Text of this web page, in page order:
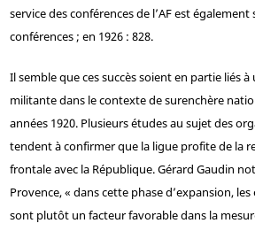
service des conférences de l’AF est également
conférences ; en 1926 : 828.
Il semble que ces succès soient en partie liés
militante dans le contexte de surenchère
années 1920. Plusieurs études au sujet des
tendent à confirmer que la ligue profite de la
frontale avec la République. Gérard Gaudin
Provence, « dans cette phase d’expansion,
sont plutôt un facteur favorable dans la